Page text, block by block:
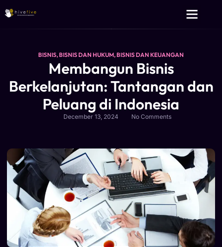
BISNIS,BISNIS DAN HUKUM,BISNIS DAN KEUANGAN
Membangun Bisnis
Berkelanjutan: Tantangan dan
Peluang di Indonesia
December 13, 2024 No Comments